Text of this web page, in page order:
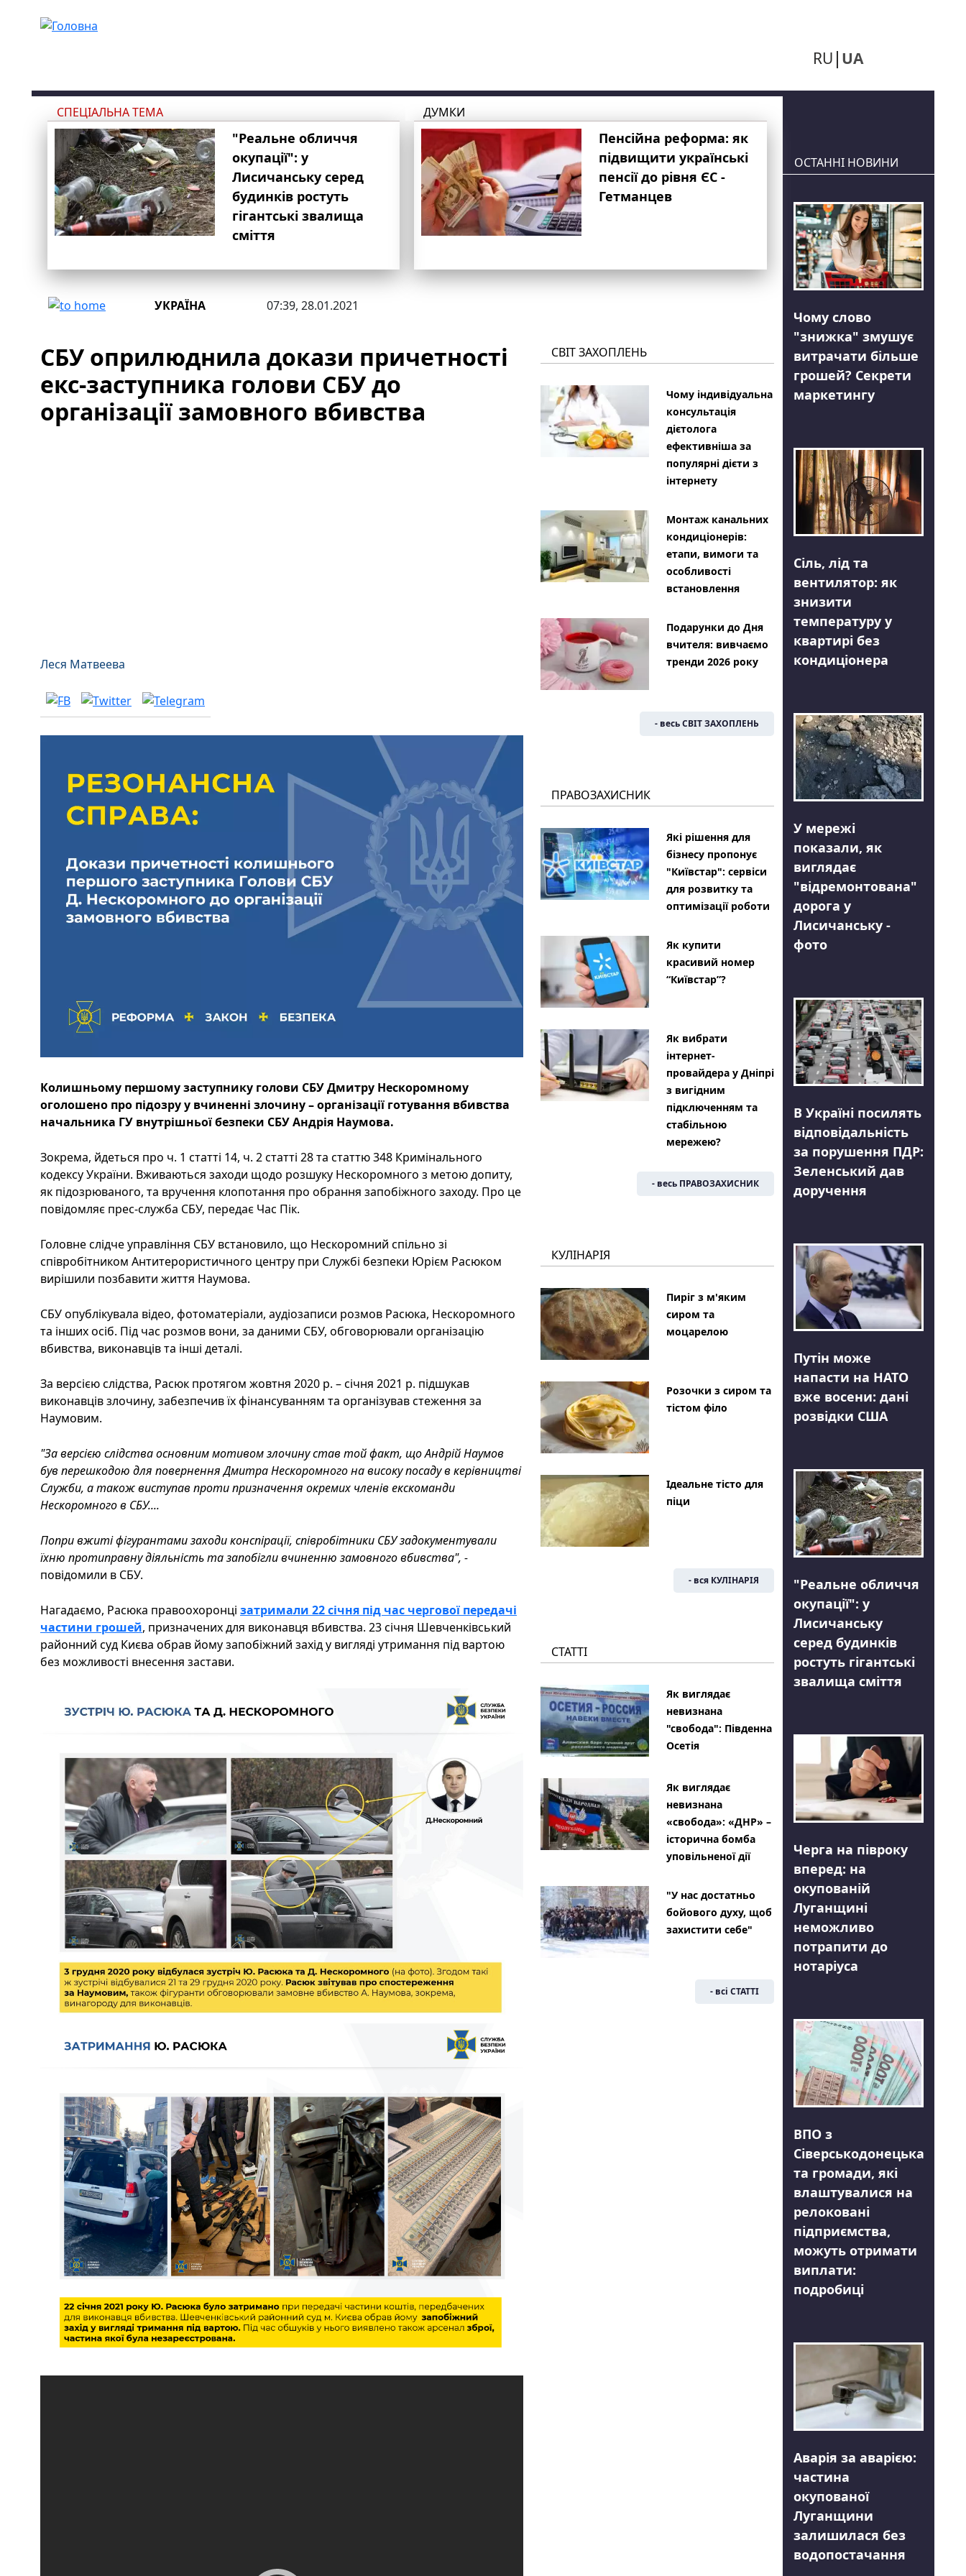
RU UA
СПЕЦІАЛЬНА ТЕМА
"Реальне обличчя
окупації": у
Лисичанську серед
будинків ростуть
гігантські звалища
сміття
ДУМКИ
Пенсійна реформа: як
підвищити українські
пенсії до рівня ЄС -
Гетманцев
УКРАЇНА 07:39, 28.01.2021
СБУ оприлюднила докази причетності
екс-заступника голови СБУ до
організації замовного вбивства
Леся Матвеева
Колишньому першому заступнику голови СБУ Дмитру Нескоромному
оголошено про підозру у вчиненні злочину – організації готування вбивства
начальника ГУ внутрішньої безпеки СБУ Андрія Наумова.
Зокрема, йдеться про ч. 1 статті 14, ч. 2 статті 28 та статтю 348 Кримінального
кодексу України. Вживаються заходи щодо розшуку Нескоромного з метою допиту,
як підозрюваного, та вручення клопотання про обрання запобіжного заходу. Про це
повідомляє прес-служба СБУ, передає Час Пік.
Головне слідче управління СБУ встановило, що Нескоромний спільно зі
співробітником Антитерористичного центру при Службі безпеки Юрієм Расюком
вирішили позбавити життя Наумова.
СБУ опублікувала відео, фотоматеріали, аудіозаписи розмов Расюка, Нескоромного
та інших осіб. Під час розмов вони, за даними СБУ, обговорювали організацію
вбивства, виконавців та інші деталі.
За версією слідства, Расюк протягом жовтня 2020 р. – січня 2021 р. підшукав
виконавців злочину, забезпечив їх фінансуванням та організував стеження за
Наумовим.
"За версією слідства основним мотивом злочину став той факт, що Андрій Наумов
був перешкодою для повернення Дмитра Нескоромного на високу посаду в керівництві
Служби, а також виступав проти призначення окремих членів екскоманди
Нескоромного в СБУ....
Попри вжиті фігурантами заходи конспірації, співробітники СБУ задокументували
їхню протиправну діяльність та запобігли вчиненню замовного вбивства", -
повідомили в СБУ.
Нагадаємо, Расюка правоохоронці затримали 22 січня під час чергової передачі
частини грошей, призначених для виконавця вбивства. 23 січня Шевченківський
районний суд Києва обрав йому запобіжний захід у вигляді утримання під вартою
без можливості внесення застави.
СВІТ ЗАХОПЛЕНЬ
Чому індивідуальна
консультація
дієтолога
ефективніша за
популярні дієти з
інтернету
Монтаж канальних
кондиціонерів:
етапи, вимоги та
особливості
встановлення
Подарунки до Дня
вчителя: вивчаємо
тренди 2026 року
- весь СВІТ ЗАХОПЛЕНЬ
ПРАВОЗАХИСНИК
Які рішення для
бізнесу пропонує
"Київстар": сервіси
для розвитку та
оптимізації роботи
Як купити
красивий номер
“Київстар”?
Як вибрати
інтернет-
провайдера у Дніпрі
з вигідним
підключенням та
стабільною
мережею?
- весь ПРАВОЗАХИСНИК
КУЛІНАРІЯ
Пиріг з м'яким
сиром та
моцарелою
Розочки з сиром та
тістом філо
Ідеальне тісто для
піци
- вся КУЛІНАРІЯ
СТАТТІ
Як виглядає
невизнана
"свобода": Південна
Осетія
Як виглядає
невизнана
«свобода»: «ДНР» –
історична бомба
уповільненої дії
"У нас достатньо
бойового духу, щоб
захистити себе"
- всі СТАТТІ
ОСТАННІ НОВИНИ
Чому слово
"знижка" змушує
витрачати більше
грошей? Секрети
маркетингу
Сіль, лід та
вентилятор: як
знизити
температуру у
квартирі без
кондиціонера
У мережі
показали, як
виглядає
"відремонтована"
дорога у
Лисичанську -
фото
В Україні посилять
відповідальність
за порушення ПДР:
Зеленський дав
доручення
Путін може
напасти на НАТО
вже восени: дані
розвідки США
"Реальне обличчя
окупації": у
Лисичанську
серед будинків
ростуть гігантські
звалища сміття
Черга на півроку
вперед: на
окупованій
Луганщині
неможливо
потрапити до
нотаріуса
ВПО з
Сіверськодонецька
та громади, які
влаштувалися на
релоковані
підприємства,
можуть отримати
виплати:
подробиці
Аварія за аварією:
частина
окупованої
Луганщини
залишилася без
водопостачання